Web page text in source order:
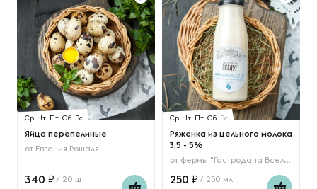
Ср Чт Пт Сб Вс
Яйца перепелиные
от Евгения Рошаля
340 / 20 шт
Ср Чт Пт Сб Вс
Ряженка из цельного молока
3,5 - 5%
от фермы "Гастродача Вселуг"
250 / 250 мл